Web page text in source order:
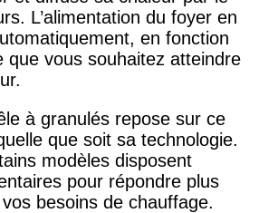
L’alimentation du foyer en
en fonction
que vous souhaitez atteindre
à granulés repose sur ce
que soit sa technologie.
modèles disposent
pour répondre plus
besoins de chauffage.